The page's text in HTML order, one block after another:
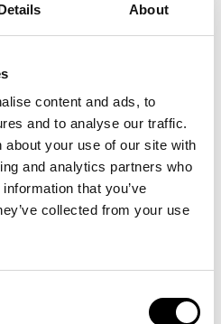
About
content and ads, to
and to analyse our traffic.
about your use of our site with
and analytics partners who
that you’ve
collected from your use
. På disse udvalgte datoer åbner
af museets offentlige
ind på det aktuelle værk og
tematikker og
kl. 18.00 ved Den Sorte Sten i
Tilmelding er ikke